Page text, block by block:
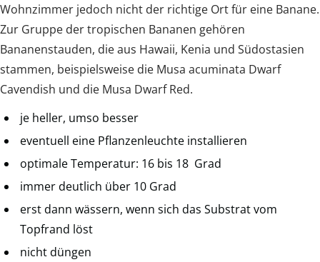
Wohnzimmer jedoch nicht der richtige Ort für eine Banane.
Zur Gruppe der tropischen Bananen gehören
Bananenstauden, die aus Hawaii, Kenia und Südostasien
stammen, beispielsweise die Musa acuminata Dwarf
Cavendish und die Musa Dwarf Red.
je heller, umso besser
eventuell eine Pflanzenleuchte installieren
optimale Temperatur: 16 bis 18 Grad
immer deutlich über 10 Grad
erst dann wässern, wenn sich das Substrat vom
Topfrand löst
nicht düngen